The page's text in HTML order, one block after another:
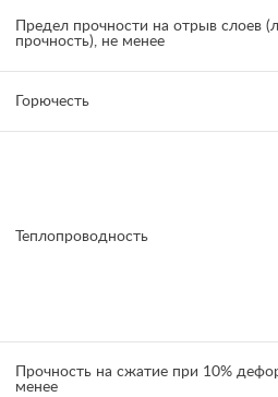
Предел прочности на отрыв слоев
прочность), не менее
Горючесть
Теплопроводность
Прочность на сжатие при 10%
менее